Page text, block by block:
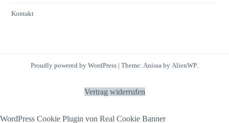
Kontakt
Proudly powered by WordPress | Theme: Anissa by AlienWP
Vertrag widerrufen
WordPress Cookie Plugin von Real Cookie Banner